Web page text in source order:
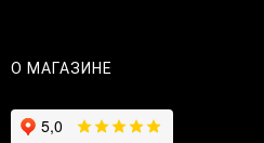
О МАГАЗИНЕ